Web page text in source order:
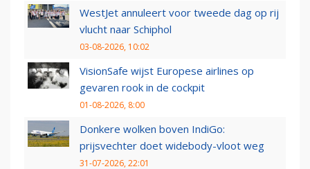
WestJet annuleert voor tweede dag op rij
vlucht naar Schiphol
03-08-2026, 10:02
VisionSafe wijst Europese airlines op
gevaren rook in de cockpit
01-08-2026, 8:00
Donkere wolken boven IndiGo:
prijsvechter doet widebody-vloot weg
31-07-2026, 22:01